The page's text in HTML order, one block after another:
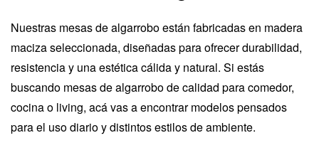
Nuestras mesas de algarrobo están fabricadas en madera
maciza seleccionada, diseñadas para ofrecer durabilidad,
resistencia y una estética cálida y natural. Si estás
buscando mesas de algarrobo de calidad para comedor,
cocina o living, acá vas a encontrar modelos pensados
para el uso diario y distintos estilos de ambiente.